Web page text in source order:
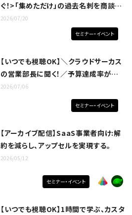
ぐ！>「集めただけ」の過去名刺を商談に
変えるBtoB戦略
2026/07/20
セミナー・イベント
【いつでも視聴OK】＼クラウドサーカス
の営業部長に聞く！／予算達成率が上
がる！営業計画の作り方と振り返り術
2026/07/06
セミナー・イベント
【アーカイブ配信】SaaS事業者向け:解
約を減らし、アップセルを実現する。
2026/05/12
セミナー・イベント
【いつでも視聴OK】1時間で学ぶ、カスタ